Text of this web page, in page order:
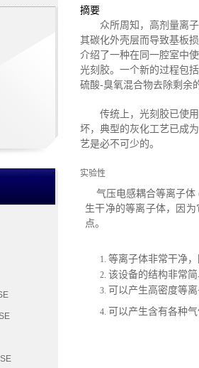
摘要
众所周知，高剂量离
其碳化外壳层而导致基板
介绍了一种在同一腔室中
光刻胶。一个新的过程包
硫酸-臭氧混合物去除剩余
传统上，光刻胶已使
坏，典型的灰化工艺已成
艺是必不可少的。
实验性
气压电感耦合等离子体
生干净的等离子体，因
点。
1. 等离子体非常干净
2. 该设备的结构非常
3. 可以产生高密度等
4. 可以产生含有各种